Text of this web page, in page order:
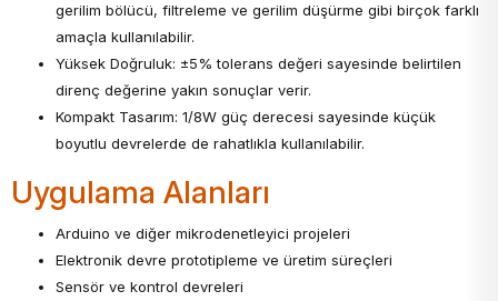
gerilim bölücü, filtreleme ve gerilim düşürme gibi birçok farklı
amaçla kullanılabilir.
Yüksek Doğruluk: ±5% tolerans değeri sayesinde belirtilen
direnç değerine yakın sonuçlar verir.
Kompakt Tasarım: 1/8W güç derecesi sayesinde küçük
boyutlu devrelerde de rahatlıkla kullanılabilir.
Uygulama Alanları
Arduino ve diğer mikrodenetleyici projeleri
Elektronik devre prototipleme ve üretim süreçleri
Sensör ve kontrol devreleri